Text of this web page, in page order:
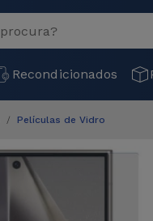
Recondicionados
Películas de Vidro